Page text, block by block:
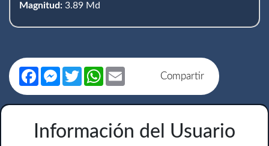
Magnitud: 3.89 Md
Compartir
FacebookMessenger
TwitterWhatsApp
Información del Usuario